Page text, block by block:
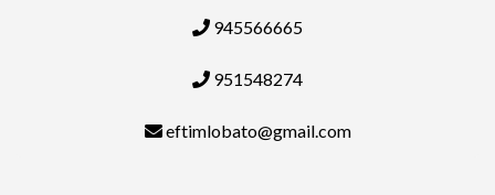
945566665
951548274
eftimlobato@gmail.com